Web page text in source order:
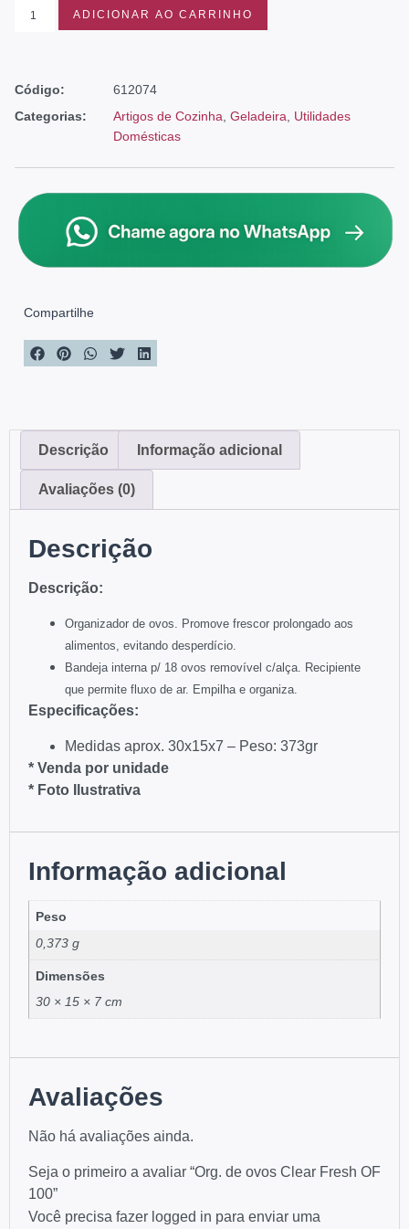
ADICIONAR AO CARRINHO
Código:
612074
Categorias:
Artigos de Cozinha Geladeira
Utilidades
Domésticas
Compartilhe
Descrição Informação adicional
Avaliações (0)
Descrição
Descrição:
Organizador de ovos. Promove frescor prolongado aos
alimentos, evitando desperdício.
Bandeja interna p/ 18 ovos removível c/alça. Recipiente
que permite fluxo de ar. Empilha e organiza.
Especificações:
Medidas aprox. 30x15x7 – Peso: 373gr
* Venda por unidade
* Foto Ilustrativa
Informação adicional
Peso
0,373 g
Dimensões
30 × 15 × 7 cm
Avaliações
Não há avaliações ainda.
Seja o primeiro a avaliar “Org. de ovos Clear Fresh OF
100”
Você precisa fazer logged in para enviar uma